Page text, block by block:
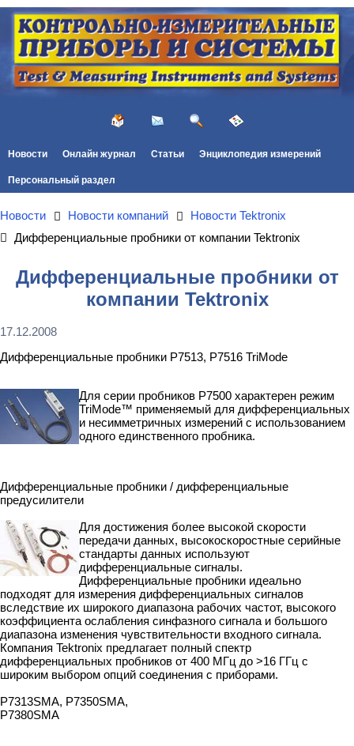
Новости Онлайн журнал Статьи Энциклопедия измерений
Персональный раздел
Новости Новости компаний
Новости Tektronix
Дифференциальные пробники от компании Tektronix
Дифференциальные пробники от
компании Tektronix
17.12.2008
Дифференциальные пробники P7513, P7516 TriMode
Для серии пробников P7500 характерен режим
TriMode™ применяемый для дифференциальных
и несимметричных измерений с использованием
одного единственного пробника.
Дифференциальные пробники / дифференциальные
предусилители
Для достижения более высокой скорости
передачи данных, высокоскоростные серийные
стандарты данных используют
дифференциальные сигналы.
Дифференциальные пробники идеально
подходят для измерения дифференциальных сигналов
вследствие их широкого диапазона рабочих частот, высокого
коэффициента ослабления синфазного сигнала и большого
диапазона изменения чувствительности входного сигнала.
Компания Tektronix предлагает полный спектр
дифференциальных пробников от 400 МГц до >16 ГГц с
широким выбором опций соединения с приборами.
P7313SMA, P7350SMA,
P7380SMA